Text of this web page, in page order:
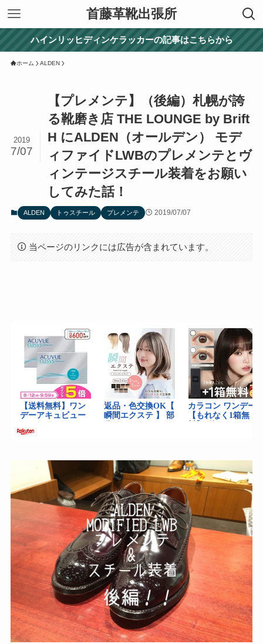
首藤革靴出張所
ハインリッヒディンケラッカーの記事はこちらから
ホーム ALDEN
【プレメンテ】（後編）札幌が誇
る靴磨き店 THE LOUNGE by Brift
H にALDEN（オールデン） モデ
ィファイドLWBのプレメンテとヴ
ィンテージスチール装着をお願い
してみた話！
2019
7/07
ALDEN トゥスチール プレメンテ 2019/07/07
当ページのリンクには広告が含まれています。